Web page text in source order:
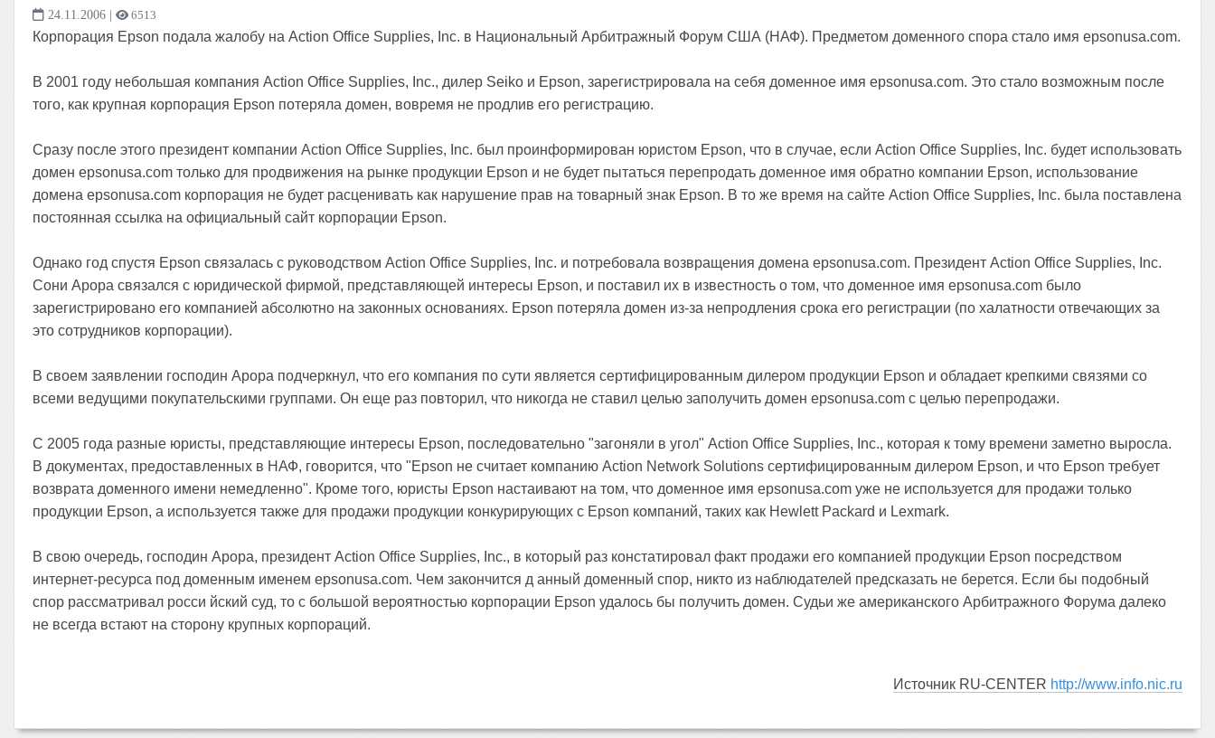
24.11.2006 | 6513
Корпорация Epson подала жалобу на Action Office Supplies, Inc. в Национальный Арбитражный Форум США (НАФ). Предметом доменного спора стало имя epsonusa.com.
В 2001 году небольшая компания Action Office Supplies, Inc., дилер Seiko и Epson, зарегистрировала на себя доменное имя epsonusa.com. Это стало возможным после
того, как крупная корпорация Epson потеряла домен, вовремя не продлив его регистрацию.
Сразу после этого президент компании Action Office Supplies, Inc. был проинформирован юристом Epson, что в случае, если Action Office Supplies, Inc. будет использовать
домен epsonusa.com только для продвижения на рынке продукции Epson и не будет пытаться перепродать доменное имя обратно компании Epson, использование
домена epsonusa.com корпорация не будет расценивать как нарушение прав на товарный знак Epson. В то же время на сайте Action Office Supplies, Inc. была поставлена
постоянная ссылка на официальный сайт корпорации Epson.
Однако год спустя Epson связалась с руководством Action Office Supplies, Inc. и потребовала возвращения домена epsonusa.com. Президент Action Office Supplies, Inc.
Сони Арора связался с юридической фирмой, представляющей интересы Epson, и поставил их в известность о том, что доменное имя epsonusa.com было
зарегистрировано его компанией абсолютно на законных основаниях. Epson потеряла домен из-за непродления срока его регистрации (по халатности отвечающих за
это сотрудников корпорации).
В своем заявлении господин Арора подчеркнул, что его компания по сути является сертифицированным дилером продукции Epson и обладает крепкими связями со
всеми ведущими покупательскими группами. Он еще раз повторил, что никогда не ставил целью заполучить домен epsonusa.com с целью перепродажи.
С 2005 года разные юристы, представляющие интересы Epson, последовательно "загоняли в угол" Action Office Supplies, Inc., которая к тому времени заметно выросла.
В документах, предоставленных в НАФ, говорится, что "Epson не считает компанию Action Network Solutions сертифицированным дилером Epson, и что Epson требует
возврата доменного имени немедленно". Кроме того, юристы Epson настаивают на том, что доменное имя epsonusa.com уже не используется для продажи только
продукции Epson, а используется также для продажи продукции конкурирующих с Epson компаний, таких как Hewlett Packard и Lexmark.
В свою очередь, господин Арора, президент Action Office Supplies, Inc., в который раз констатировал факт продажи его компанией продукции Epson посредством
интернет-ресурса под доменным именем epsonusa.com. Чем закончится д анный доменный спор, никто из наблюдателей предсказать не берется. Если бы подобный
спор рассматривал росси йский суд, то с большой вероятностью корпорации Epson удалось бы получить домен. Судьи же американского Арбитражного Форума далеко
не всегда встают на сторону крупных корпораций.
Источник RU-CENTER http://www.info.nic.ru